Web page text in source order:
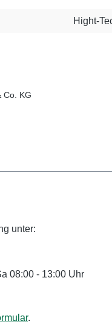
Hight-
Co. KG
unter:
08:00 - 13:00 Uhr
.